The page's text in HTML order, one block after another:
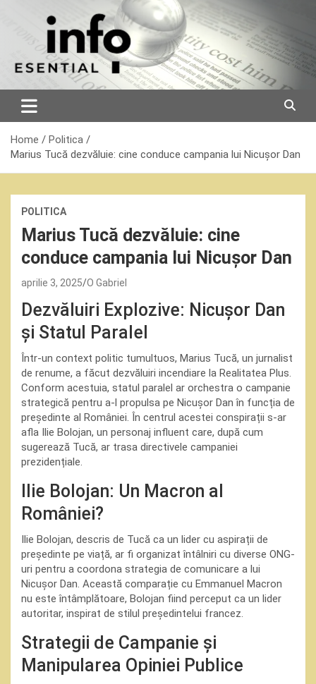
Home
Politica
Marius Tucă dezvăluie: cine conduce campania lui Nicușor Dan
POLITICA
Marius Tucă dezvăluie: cine
conduce campania lui Nicușor Dan
aprilie 3, 2025 O Gabriel
Dezvăluiri Explozive: Nicușor Dan
și Statul Paralel
Într-un context politic tumultuos, Marius Tucă, un jurnalist
de renume, a făcut dezvăluiri incendiare la Realitatea Plus.
Conform acestuia, statul paralel ar orchestra o campanie
strategică pentru a-l propulsa pe Nicușor Dan în funcția de
președinte al României. În centrul acestei conspirații s-ar
afla Ilie Bolojan, un personaj influent care, după cum
sugerează Tucă, ar trasa directivele campaniei
prezidențiale.
Ilie Bolojan: Un Macron al
României?
Ilie Bolojan, descris de Tucă ca un lider cu aspirații de
președinte pe viață, ar fi organizat întâlniri cu diverse ONG-
uri pentru a coordona strategia de comunicare a lui
Nicușor Dan. Această comparație cu Emmanuel Macron
nu este întâmplătoare, Bolojan fiind perceput ca un lider
autoritar, inspirat de stilul președintelui francez.
Strategii de Campanie și
Manipularea Opiniei Publice